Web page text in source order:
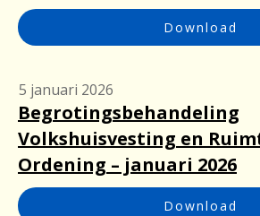
Download
5 januari 2026
Begrotingsbehandeling
Volkshuisvesting en
Ordening – januari 2026
Download